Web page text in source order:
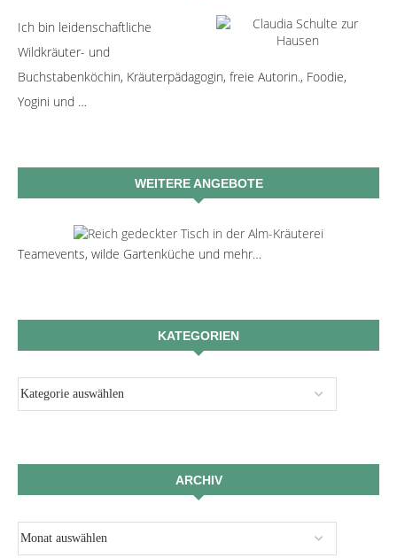
Ich bin leidenschaftliche
Wildkräuter- und
Buchstabenköchin, Kräuterpädagogin, freie Autorin., Foodie,
Yogini und …
WEITERE ANGEBOTE
Teamevents, wilde Gartenküche und mehr…
KATEGORIEN
ARCHIV